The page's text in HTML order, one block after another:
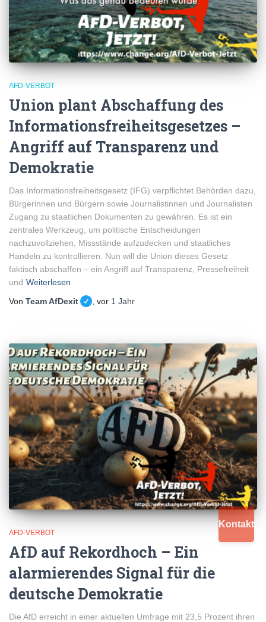
AFD-VERBOT
Union plant Abschaffung des
Informationsfreiheitsgesetzes –
Angriff auf Transparenz und
Demokratie
Das Informationsfreiheitsgesetz (IFG) verpflichtet Behörden dazu,
Bürgerinnen und Bürgern sowie Journalistinnen und Journalisten
Zugang zu staatlichen Dokumenten zu gewähren. Es ist ein
zentrales Werkzeug, um politische Entscheidungen
nachzuvollziehen, Missstände aufzudecken und staatliches
Handeln zu kontrollieren. Nun will die Union dieses Gesetz
faktisch abschaffen – ein Angriff auf Transparenz, Pressefreiheit
und Weiterlesen
Von Team AfDexit , vor 1 Jahr
AFD-VERBOT
AfD auf Rekordhoch – Ein
alarmierendes Signal für die
deutsche Demokratie
Die AfD erreicht in einer aktuellen Umfrage mit 23,5 Prozent ihren
Kontakt